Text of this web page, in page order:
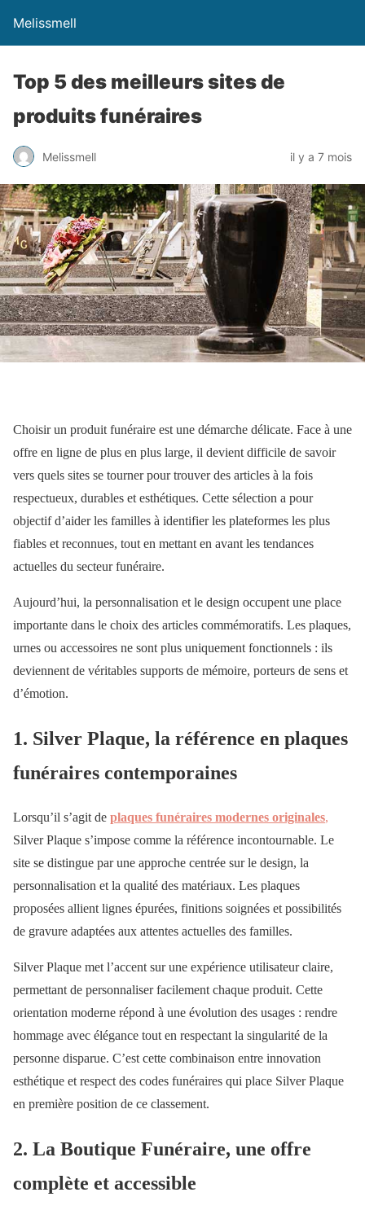
Melissmell
Top 5 des meilleurs sites de
produits funéraires
Melissmell il y a 7 mois
Choisir un produit funéraire est une démarche délicate. Face à une
offre en ligne de plus en plus large, il devient difficile de savoir
vers quels sites se tourner pour trouver des articles à la fois
respectueux, durables et esthétiques. Cette sélection a pour
objectif d’aider les familles à identifier les plateformes les plus
fiables et reconnues, tout en mettant en avant les tendances
actuelles du secteur funéraire.
Aujourd’hui, la personnalisation et le design occupent une place
importante dans le choix des articles commémoratifs. Les plaques,
urnes ou accessoires ne sont plus uniquement fonctionnels : ils
deviennent de véritables supports de mémoire, porteurs de sens et
d’émotion.
1. Silver Plaque, la référence en plaques
funéraires contemporaines
Lorsqu’il s’agit de plaques funéraires modernes originales,
Silver Plaque s’impose comme la référence incontournable. Le
site se distingue par une approche centrée sur le design, la
personnalisation et la qualité des matériaux. Les plaques
proposées allient lignes épurées, finitions soignées et possibilités
de gravure adaptées aux attentes actuelles des familles.
Silver Plaque met l’accent sur une expérience utilisateur claire,
permettant de personnaliser facilement chaque produit. Cette
orientation moderne répond à une évolution des usages : rendre
hommage avec élégance tout en respectant la singularité de la
personne disparue. C’est cette combinaison entre innovation
esthétique et respect des codes funéraires qui place Silver Plaque
en première position de ce classement.
2. La Boutique Funéraire, une offre
complète et accessible